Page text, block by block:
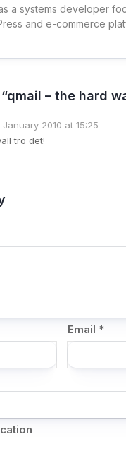
a systems developer
and e-commerce
– the hard
January 2010 at 15:25
tro det!
Email *